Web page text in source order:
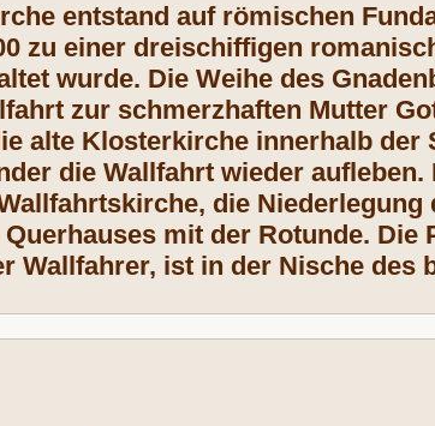
entstand auf römischen
zu einer dreischiffigen
wurde. Die Weihe des
zur schmerzhaften Mutter
alte Klosterkirche innerhalb der
die Wallfahrt wieder aufleben.
die Niederlegung
mit der Rotunde. Die
Wallfahrer, ist in der Nische des